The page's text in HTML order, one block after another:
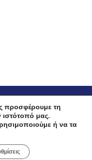
Πολιτική Cookies
Created by
προσφέρουμε τη
ιστότοπό μας.
ή να τα